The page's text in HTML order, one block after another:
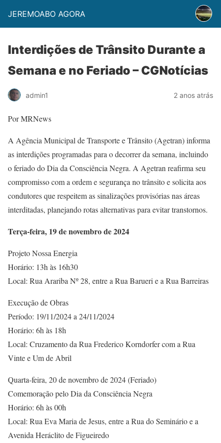
JEREMOABO AGORA
Interdições de Trânsito Durante a
Semana e no Feriado – CGNotícias
admin1 2 anos atrás
Por MRNews
A Agência Municipal de Transporte e Trânsito (Agetran) informa
as interdições programadas para o decorrer da semana, incluindo
o feriado do Dia da Consciência Negra. A Agetran reafirma seu
compromisso com a ordem e segurança no trânsito e solicita aos
condutores que respeitem as sinalizações provisórias nas áreas
interditadas, planejando rotas alternativas para evitar transtornos.
Terça-feira, 19 de novembro de 2024
Projeto Nossa Energia
Horário: 13h às 16h30
Local: Rua Arariba Nº 28, entre a Rua Barueri e a Rua Barreiras
Execução de Obras
Período: 19/11/2024 a 24/11/2024
Horário: 6h às 18h
Local: Cruzamento da Rua Frederico Korndorfer com a Rua
Vinte e Um de Abril
Quarta-feira, 20 de novembro de 2024 (Feriado)
Comemoração pelo Dia da Consciência Negra
Horário: 6h às 00h
Local: Rua Eva Maria de Jesus, entre a Rua do Seminário e a
Avenida Heráclito de Figueiredo